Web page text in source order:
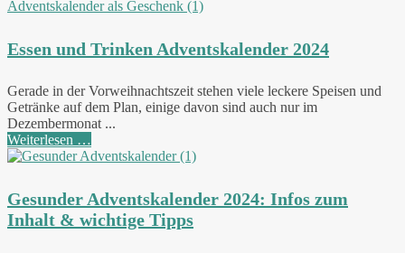
Essen und Trinken Adventskalender 2024
Gerade in der Vorweihnachtszeit stehen viele leckere Speisen und
Getränke auf dem Plan, einige davon sind auch nur im
Dezembermonat ...
Weiterlesen …
Gesunder Adventskalender 2024: Infos zum
Inhalt & wichtige Tipps